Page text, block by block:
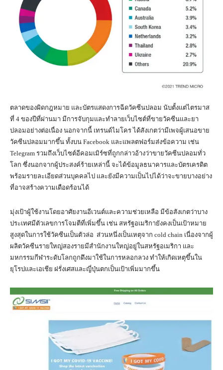
ตลาดของผิดกฎหมาย และบัตรแสดงการฉีดวัคซีนปลอม นับตั้งแต่ไตรมาส
ที่ 4 ของปีที่ผ่านมา มีการจับกุมและทำลายเว็บไซต์ที่ขายวัคซีนและยา
ปลอมอย่างต่อเนื่อง นอกจากนี้ เทรนด์ไมโคร ได้สังเกตว่ามีเพจผู้เสนอขาย
วัคซีนปลอมมากขึ้น ทั้งบน Facebook และแพลตฟอร์มส่งข้อความ เช่น
Telegram รวมถึงเว็บไซต์อีคอมเมิร์ซที่ถูกกล่าวอ้างว่าขายวัคซีนปลอมทั่ว
โลก ซึ่งนอกจากผู้ประสงค์ร้ายเหล่านี้ จะได้ข้อมูลธนาคารและบัตรเครดิต
พร้อมรายละเอียดส่วนบุคคลไป และยังมีความเป็นไปได้ว่าจะขายบางอย่าง
ที่อาจสร้างความเดือดร้อนได้
มุ่งเป้าผู้ใช้งานโดยอาศัยงานอีเวนต์และความช่วยเหลือ มีข้อสังเกตว่าบาง
ประเทศมีตัวเลขการโจมตีที่เพิ่มขึ้น เช่น สหรัฐอเมริกายังคงเป็นเป้าหมาย
สูงสุดในการใช้วัคซีนเป็นตัวล่อ ส่วนหนึ่งเป็นเหตุจาก cold chain เนื่องจากผู้
ผลิตวัคซีนรายใหญ่สองรายมีสำนักงานใหญ่อยู่ในสหรัฐอเมริกา และ
มหกรรมกีฬาระดับโลกถูกดึงมาใช้ในการหลอกลวง ทำให้เกิดเหตุขึ้นใน
ยุโรปและเอเชีย ฝรั่งเศสและญี่ปุ่นตกเป็นเป้าเพิ่มมากขึ้น